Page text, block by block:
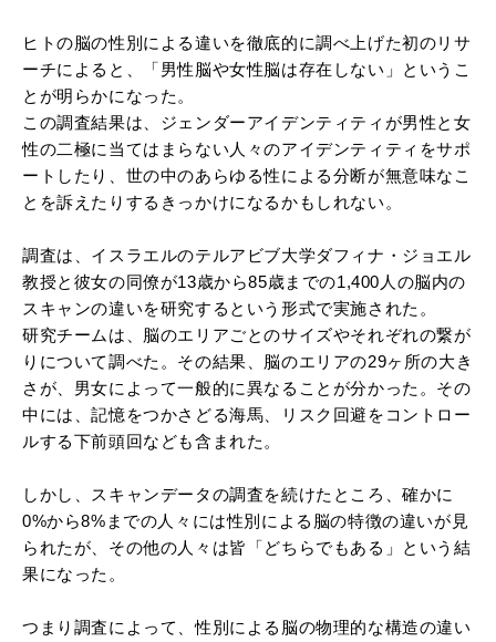
ヒトの脳の性別による違いを徹底的に調べ上げた初のリサ
ーチによると、「男性脳や女性脳は存在しない」というこ
とが明らかになった。
この調査結果は、ジェンダーアイデンティティが男性と女
性の二極に当てはまらない人々のアイデンティティをサポ
ートしたり、世の中のあらゆる性による分断が無意味なこ
とを訴えたりするきっかけになるかもしれない。
調査は、イスラエルのテルアビブ大学ダフィナ・ジョエル
教授と彼女の同僚が13歳から85歳までの1,400人の脳内の
スキャンの違いを研究するという形式で実施された。
研究チームは、脳のエリアごとのサイズやそれぞれの繋が
りについて調べた。その結果、脳のエリアの29ヶ所の大き
さが、男女によって一般的に異なることが分かった。その
中には、記憶をつかさどる海馬、リスク回避をコントロー
ルする下前頭回なども含まれた。
しかし、スキャンデータの調査を続けたところ、確かに
0%から8%までの人々には性別による脳の特徴の違いが見
られたが、その他の人々は皆「どちらでもある」という結
果になった。
つまり調査によって、性別による脳の物理的な構造の違い